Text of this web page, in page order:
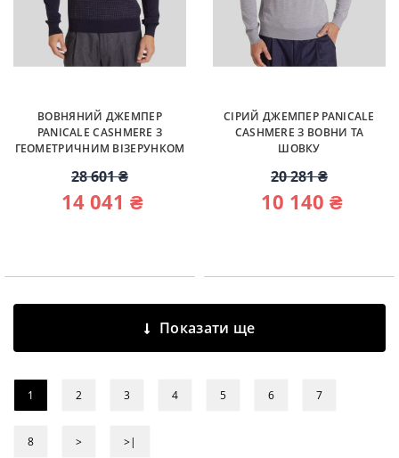
ВОВНЯНИЙ ДЖЕМПЕР
PANICALE CASHMERE З
ГЕОМЕТРИЧНИМ ВІЗЕРУНКОМ
28 601 ₴
14 041 ₴
СІРИЙ ДЖЕМПЕР PANICALE
CASHMERE З ВОВНИ ТА
ШОВКУ
20 281 ₴
10 140 ₴
Показати ще
1 2 3 4 5 6 7
8 > >|